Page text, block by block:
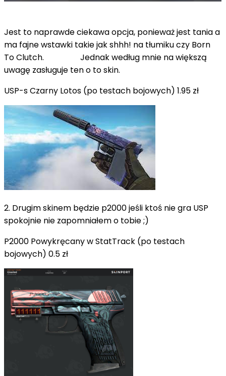
Jest to naprawde ciekawa opcja, ponieważ jest tania a
ma fajne wstawki takie jak shhh! na tłumiku czy Born
To Clutch. Jednak według mnie na większą
uwagę zasługuje ten o to skin.
USP-s Czarny Lotos (po testach bojowych) 1.95 zł
2. Drugim skinem będzie p2000 jeśli ktoś nie gra USP
spokojnie nie zapomniałem o tobie ;)
P2000 Powykręcany w StatTrack (po testach
bojowych) 0.5 zł